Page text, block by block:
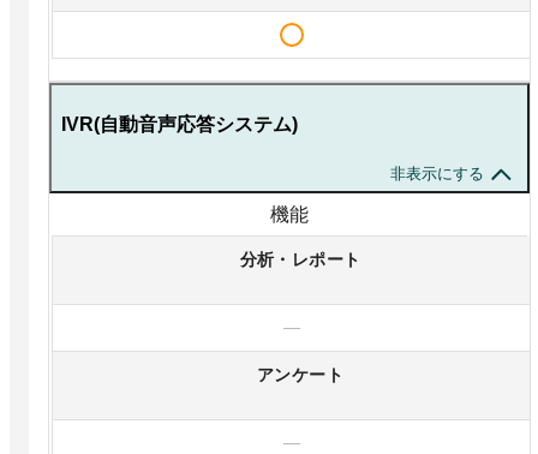
IVR(自動音声応答システム)
非表示にする
機能
分析・レポート
—
アンケート
—